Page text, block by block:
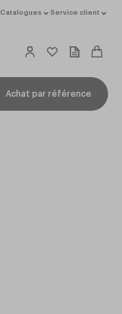
Catalogues Service client
Achat par référence